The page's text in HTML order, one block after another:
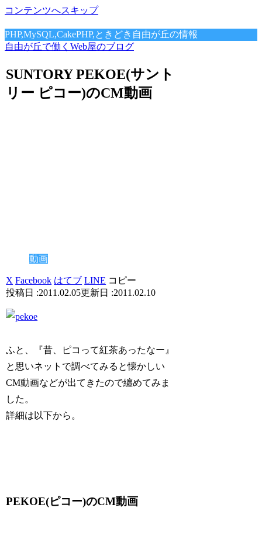
コンテンツへスキップ
PHP,MySQL,CakePHP,ときどき自由が丘の情報
自由が丘で働くWeb屋のブログ
SUNTORY PEKOE(サント
リー ピコー)のCM動画
動画
X Facebook はてブ LINE コピー
2011.02.05
2011.02.10
ふと、『昔、ピコって紅茶あったなー』
と思いネットで調べてみると懐かしい
CM動画などが出てきたので纏めてみま
した。
詳細は以下から。
PEKOE(ピコー)のCM動画